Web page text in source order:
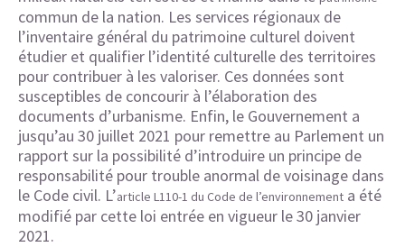
commun de la nation. Les services régionaux de
l’inventaire général du patrimoine culturel doivent
étudier et qualifier l’identité culturelle des territoires
pour contribuer à les valoriser. Ces données sont
susceptibles de concourir à l’élaboration des
documents d’urbanisme. Enfin, le Gouvernement a
jusqu’au 30 juillet 2021 pour remettre au Parlement un
rapport sur la possibilité d’introduire un principe de
responsabilité pour trouble anormal de voisinage dans
le Code civil. L’article L110-1 du Code de l’environnement a été
modifié par cette loi entrée en vigueur le 30 janvier
2021.